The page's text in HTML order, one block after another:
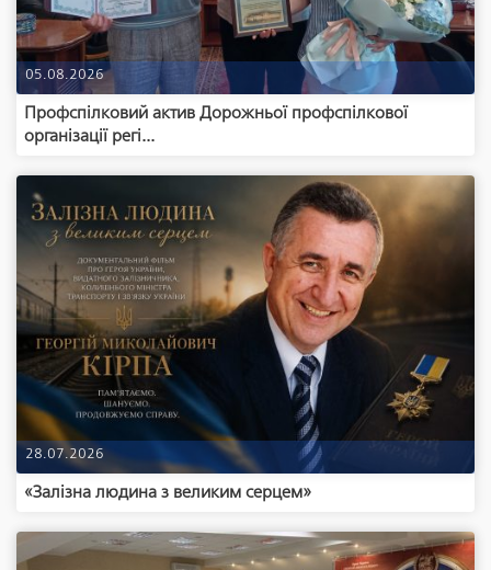
05.08.2026
Профспілковий актив Дорожньої профспілкової
організації регі...
28.07.2026
«Залізна людина з великим серцем»